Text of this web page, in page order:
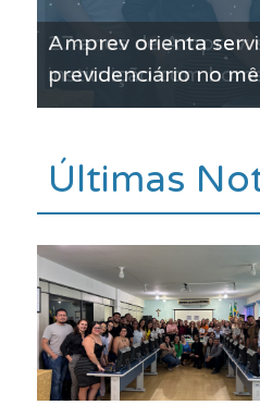
27 anos de Amprev:
instituição com
Últimas